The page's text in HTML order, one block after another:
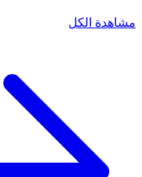
مشاهدة الكل